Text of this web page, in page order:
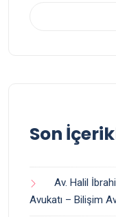
Son
Av. Halil
Avukatı – Bilişim